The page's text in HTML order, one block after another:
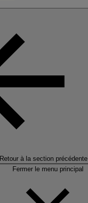
Retour à la section précédente
Fermer le menu principal